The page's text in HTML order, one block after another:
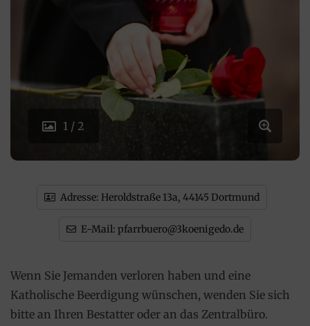
1 / 2
Adresse: Heroldstraße 13a, 44145 Dortmund
E-Mail: pfarrbuero@3koenigedo.de
Wenn Sie Jemanden verloren haben und eine
Katholische Beerdigung wünschen, wenden Sie sich
bitte an Ihren Bestatter oder an das Zentralbüro.